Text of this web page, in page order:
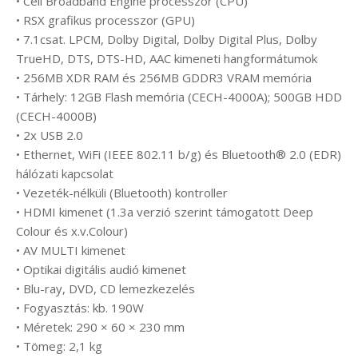
• RSX grafikus processzor (GPU)
• 7.1csat. LPCM, Dolby Digital, Dolby Digital Plus, Dolby
TrueHD, DTS, DTS-HD, AAC kimeneti hangformátumok
• 256MB XDR RAM és 256MB GDDR3 VRAM memória
• Tárhely: 12GB Flash memória (CECH-4000A); 500GB HDD
(CECH-4000B)
• 2x USB 2.0
• Ethernet, WiFi (IEEE 802.11 b/g) és Bluetooth® 2.0 (EDR)
hálózati kapcsolat
• Vezeték-nélküli (Bluetooth) kontroller
• HDMI kimenet (1.3a verzió szerint támogatott Deep
Colour és x.v.Colour)
• AV MULTI kimenet
• Optikai digitális audió kimenet
• Blu-ray, DVD, CD lemezkezelés
• Fogyasztás: kb. 190W
• Méretek: 290 × 60 × 230 mm
• Tömeg: 2,1 kg